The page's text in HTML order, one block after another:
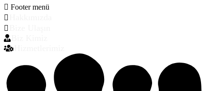
Footer menü